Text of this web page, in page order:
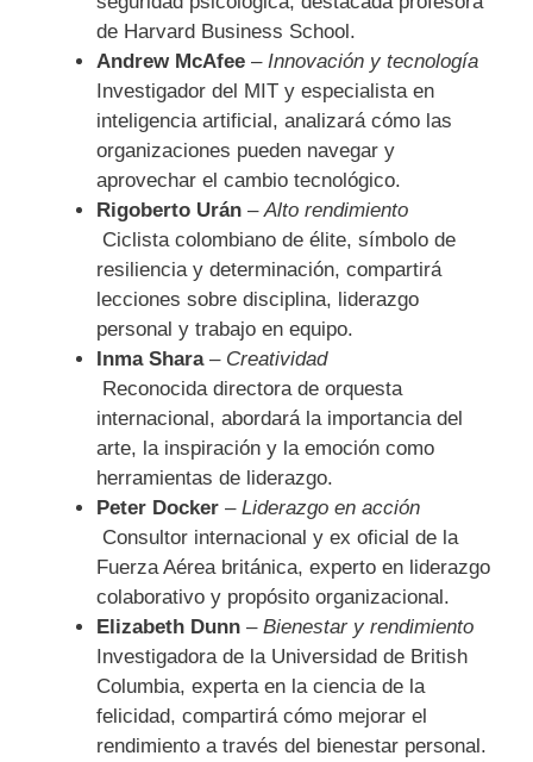
de Harvard Business School.
Andrew McAfee – Innovación y tecnología
Investigador del MIT y especialista en
inteligencia artificial, analizará cómo las
organizaciones pueden navegar y
aprovechar el cambio tecnológico.
Rigoberto Urán –Alto rendimiento
Ciclista colombiano de élite, símbolo de
resiliencia y determinación, compartirá
lecciones sobre disciplina, liderazgo
personal y trabajo en equipo.
Inma Shara– Creatividad
Reconocida directora de orquesta
internacional, abordará la importancia del
arte, la inspiración y la emoción como
herramientas de liderazgo.
Peter Docker – Liderazgo en acción
Consultor internacional y ex oficial de la
Fuerza Aérea británica, experto en liderazgo
colaborativo y propósito organizacional.
Elizabeth Dunn – Bienestar y rendimiento
Investigadora de la Universidad de British
Columbia, experta en la ciencia de la
felicidad, compartirá cómo mejorar el
rendimiento a través del bienestar personal.